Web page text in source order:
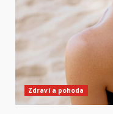
Zdraví a pohoda